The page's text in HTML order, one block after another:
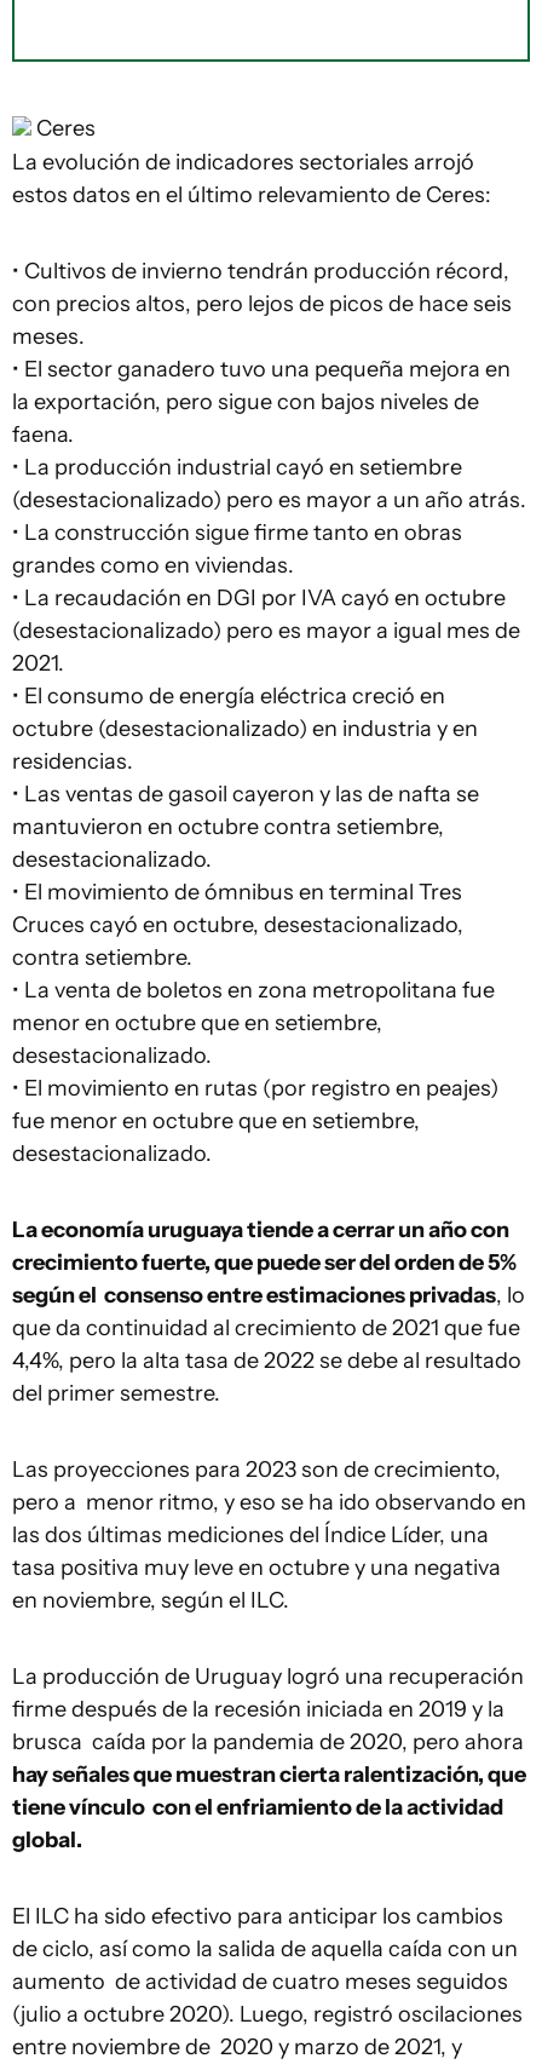
Ceres
La evolución de indicadores sectoriales arrojó
estos datos en el último relevamiento de Ceres:
• Cultivos de invierno tendrán producción récord,
con precios altos, pero lejos de picos de hace seis
meses.
• El sector ganadero tuvo una pequeña mejora en
la exportación, pero sigue con bajos niveles de
faena.
• La producción industrial cayó en setiembre
(desestacionalizado) pero es mayor a un año atrás.
• La construcción sigue firme tanto en obras
grandes como en viviendas.
• La recaudación en DGI por IVA cayó en octubre
(desestacionalizado) pero es mayor a igual mes de
2021.
• El consumo de energía eléctrica creció en
octubre (desestacionalizado) en industria y en
residencias.
• Las ventas de gasoil cayeron y las de nafta se
mantuvieron en octubre contra setiembre,
desestacionalizado.
• El movimiento de ómnibus en terminal Tres
Cruces cayó en octubre, desestacionalizado,
contra setiembre.
• La venta de boletos en zona metropolitana fue
menor en octubre que en setiembre,
desestacionalizado.
• El movimiento en rutas (por registro en peajes)
fue menor en octubre que en setiembre,
desestacionalizado.
La economía uruguaya tiende a cerrar un año con
crecimiento fuerte, que puede ser del orden de 5%
según el consenso entre estimaciones privadas, lo
que da continuidad al crecimiento de 2021 que fue
4,4%, pero la alta tasa de 2022 se debe al resultado
del primer semestre.
Las proyecciones para 2023 son de crecimiento,
pero a menor ritmo, y eso se ha ido observando en
las dos últimas mediciones del Índice Líder, una
tasa positiva muy leve en octubre y una negativa
en noviembre, según el ILC.
La producción de Uruguay logró una recuperación
firme después de la recesión iniciada en 2019 y la
brusca caída por la pandemia de 2020, pero ahora
hay señales que muestran cierta ralentización, que
tiene vínculo con el enfriamiento de la actividad
global.
El ILC ha sido efectivo para anticipar los cambios
de ciclo, así como la salida de aquella caída con un
aumento de actividad de cuatro meses seguidos
(julio a octubre 2020). Luego, registró oscilaciones
entre noviembre de 2020 y marzo de 2021, y